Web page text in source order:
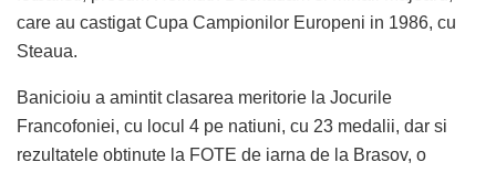
care au castigat Cupa Campionilor Europeni in 1986, cu
Steaua.
Banicioiu a amintit clasarea meritorie la Jocurile
Francofoniei, cu locul 4 pe natiuni, cu 23 medalii, dar si
rezultatele obtinute la FOTE de iarna de la Brasov, o